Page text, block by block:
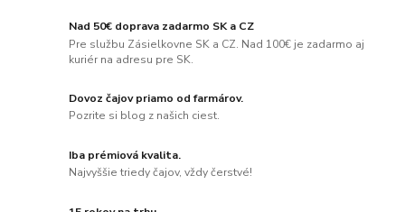
Nad 50€ doprava zadarmo SK a CZ
Pre službu Zásielkovne SK a CZ. Nad 100€ je zadarmo aj
kuriér na adresu pre SK.
Dovoz čajov priamo od farmárov.
Pozrite si blog z našich ciest.
Iba prémiová kvalita.
Najvyššie triedy čajov, vždy čerstvé!